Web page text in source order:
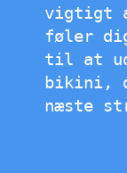
vigtigt
føler
til at
bikini,
næste